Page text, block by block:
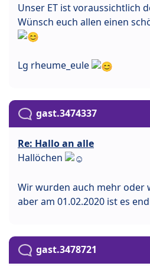
Unser ET ist voraussichtlich
Wünsch euch allen einen
Lg rheume_eule
gast.3474337
Re: Hallo an alle
Hallöchen
Wir wurden auch mehr oder
aber am 01.02.2020 ist es
gast.3478721